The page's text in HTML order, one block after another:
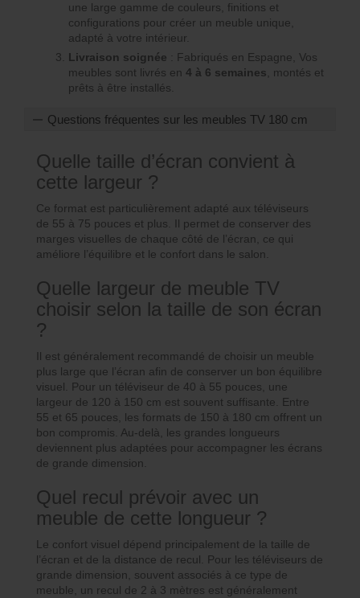
une large gamme de couleurs, finitions et
configurations pour créer un meuble unique,
adapté à votre intérieur.
Livraison soignée : Fabriqués en Espagne, Vos
meubles sont livrés en 4 à 6 semaines , montés et
prêts à être installés.
Questions fréquentes sur les meubles TV 180 cm
Quelle taille d’écran convient à
cette largeur ?
Ce format est particulièrement adapté aux téléviseurs
de 55 à 75 pouces et plus. Il permet de conserver des
marges visuelles de chaque côté de l’écran, ce qui
améliore l’équilibre et le confort dans le salon.
Quelle largeur de meuble TV
choisir selon la taille de son écran
?
Il est généralement recommandé de choisir un meuble
plus large que l’écran afin de conserver un bon équilibre
visuel. Pour un téléviseur de 40 à 55 pouces, une
largeur de 120 à 150 cm est souvent suffisante. Entre
55 et 65 pouces, les formats de 150 à 180 cm offrent un
bon compromis. Au-delà, les grandes longueurs
deviennent plus adaptées pour accompagner les écrans
de grande dimension.
Quel recul prévoir avec un
meuble de cette longueur ?
Le confort visuel dépend principalement de la taille de
l’écran et de la distance de recul. Pour les téléviseurs de
grande dimension, souvent associés à ce type de
meuble, un recul de 2 à 3 mètres est généralement